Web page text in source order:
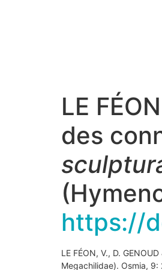
LE
des
https://
LE FÉON, V., D.
Megachilidae). Osmia, 9: